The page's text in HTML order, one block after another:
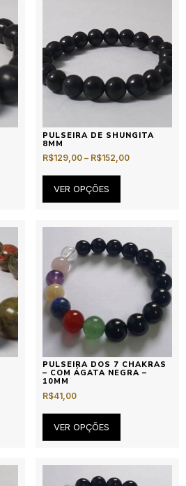
PULSEIRA DE SHUNGITA
8MM
R$129,00 – R$152,00
VER OPÇÕES
PULSEIRA DOS 7 CHAKRAS
– COM ÁGATA NEGRA –
10MM
R$41,00
VER OPÇÕES